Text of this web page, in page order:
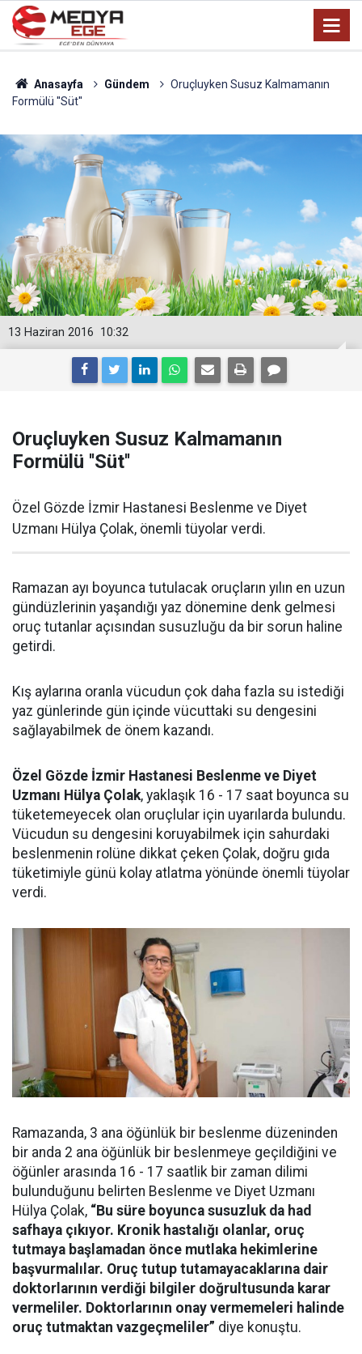
Anasayfa Gündem
Oruçluyken Susuz Kalmamanın
Formülü ''Süt''
10:32
13 Haziran 2016
Oruçluyken Susuz Kalmamanın
Formülü ''Süt''
Özel Gözde İzmir Hastanesi Beslenme ve Diyet
Uzmanı Hülya Çolak, önemli tüyolar verdi.
Ramazan ayı boyunca tutulacak oruçların yılın en uzun
gündüzlerinin yaşandığı yaz dönemine denk gelmesi
oruç tutanlar açısından susuzluğu da bir sorun haline
getirdi.
Kış aylarına oranla vücudun çok daha fazla su istediği
yaz günlerinde gün içinde vücuttaki su dengesini
sağlayabilmek de önem kazandı.
Özel Gözde İzmir Hastanesi Beslenme ve Diyet
Uzmanı Hülya Çolak, yaklaşık 16 - 17 saat boyunca su
tüketemeyecek olan oruçlular için uyarılarda bulundu.
Vücudun su dengesini koruyabilmek için sahurdaki
beslenmenin rolüne dikkat çeken Çolak, doğru gıda
tüketimiyle günü kolay atlatma yönünde önemli tüyolar
verdi.
Ramazanda, 3 ana öğünlük bir beslenme düzeninden
bir anda 2 ana öğünlük bir beslenmeye geçildiğini ve
öğünler arasında 16 - 17 saatlik bir zaman dilimi
bulunduğunu belirten Beslenme ve Diyet Uzmanı
Hülya Çolak, “Bu süre boyunca susuzluk da had
safhaya çıkıyor. Kronik hastalığı olanlar, oruç
tutmaya başlamadan önce mutlaka hekimlerine
başvurmalılar. Oruç tutup tutamayacaklarına dair
doktorlarının verdiği bilgiler doğrultusunda karar
vermeliler. Doktorlarının onay vermemeleri halinde
oruç tutmaktan vazgeçmeliler” diye konuştu.